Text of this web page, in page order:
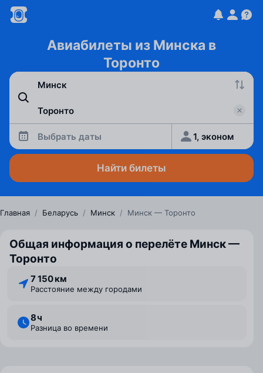
Авиабилеты из Минска в
Торонто
Выбрать даты 1, эконом
Найти билеты
Главная / Беларусь / Минск / Минск — Торонто
Общая информация о перелёте Минск —
Торонто
7 150 км
Расстояние между городами
8 ⁠ч
Разница во времени